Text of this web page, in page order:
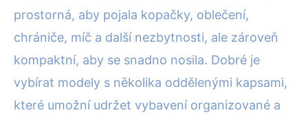
prostorná, aby pojala kopačky, oblečení,
chrániče, míč a další nezbytnosti, ale zároveň
kompaktní, aby se snadno nosila. Dobré je
vybírat modely s několika oddělenými kapsami,
které umožní udržet vybavení organizované a